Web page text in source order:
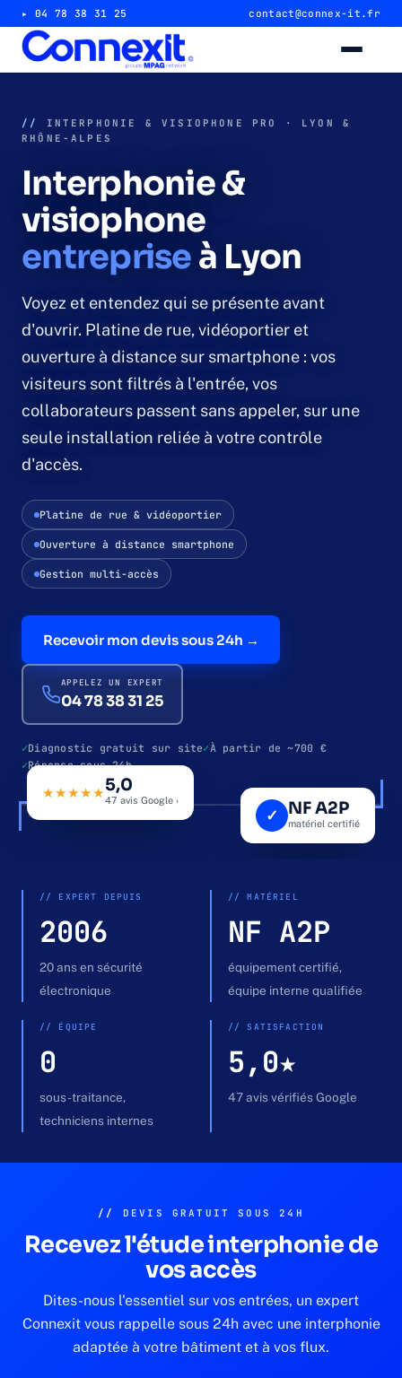
▸ 04 78 38 31 25 contact@connex-it.fr
Alarme entrepôt & industrie
Télésurveillance 24/7
Vidéosurveillance
Caméra magasin & commerce
Contrôle d'accès
Contrôle par badge
Contrôle biométrique
Qui sommes-nous
Études de cas
Blog
Devis gratuit →
//
INTERPHONIE & VISIOPHONE PRO · LYON &
RHÔNE-ALPES
Interphonie &
visiophone
entrepriseà Lyon
Voyez et entendez qui se présente avant
d'ouvrir. Platine de rue, vidéoportier et
ouverture à distance sur smartphone : vos
visiteurs sont filtrés à l'entrée, vos
collaborateurs passent sans appeler, sur une
seule installation reliée à votre contrôle
d'accès.
Platine de rue & vidéoportier
Ouverture à distance smartphone
Gestion multi-accès
Recevoir mon devis sous 24h →
APPELEZ UN EXPERT
04 78 38 31 25
Diagnostic gratuit sur site À partir de ~700 €
Réponse sous 24h
ENTRÉE · PLATINE DE RUE APPEL
69 · LYON & AURA
✓ NF A2P
matériel certifié
★★★★★5,0
47 avis Google ›
// EXPERT DEPUIS
2006
20 ans en sécurité
électronique
// MATÉRIEL
NF A2P
équipement certifié,
équipe interne qualifiée
// ÉQUIPE
0
sous-traitance,
techniciens internes
// SATISFACTION
5,0★
47 avis vérifiés Google
// DEVIS GRATUIT SOUS 24H
Recevez l'étude interphonie de
vos accès
Dites-nous l'essentiel sur vos entrées, un expert
Connexit vous rappelle sous 24h avec une interphonie
adaptée à votre bâtiment et à vos flux.